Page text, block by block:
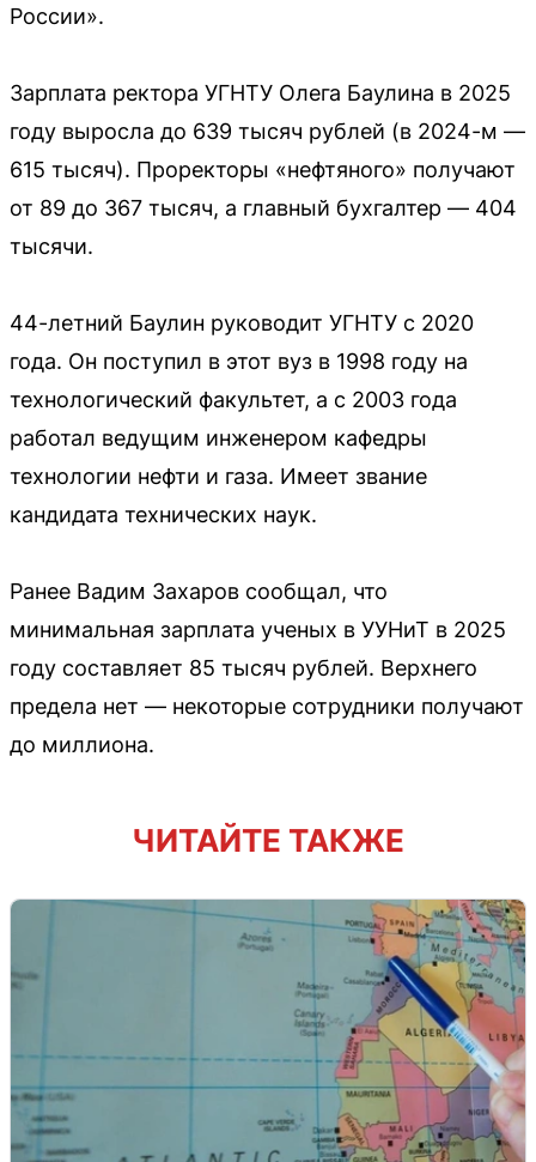
России».
Зарплата ректора УГНТУ Олега Баулина в 2025
году выросла до 639 тысяч рублей (в 2024-м —
615 тысяч). Проректоры «нефтяного» получают
от 89 до 367 тысяч, а главный бухгалтер — 404
тысячи.
44-летний Баулин руководит УГНТУ с 2020
года. Он поступил в этот вуз в 1998 году на
технологический факультет, а с 2003 года
работал ведущим инженером кафедры
технологии нефти и газа. Имеет звание
кандидата технических наук.
Ранее Вадим Захаров сообщал, что
минимальная зарплата ученых в УУНиТ в 2025
году составляет 85 тысяч рублей. Верхнего
предела нет — некоторые сотрудники получают
до миллиона.
ЧИТАЙТЕ ТАКЖЕ